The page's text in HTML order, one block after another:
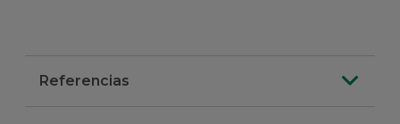
Referencias